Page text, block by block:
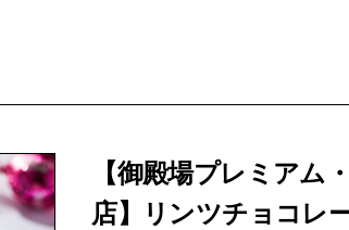
【御殿場プレミアム
店】リンツチョコレ